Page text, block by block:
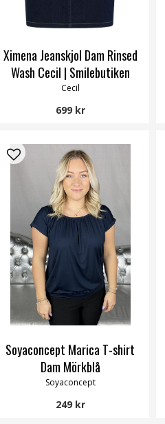
Ximena Jeanskjol Dam Rinsed
Wash Cecil | Smilebutiken
Cecil
699 kr
Soyaconcept Marica T-shirt
Dam Mörkblå
Soyaconcept
249 kr